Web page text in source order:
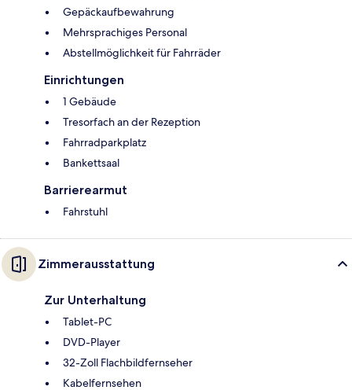
Gepäckaufbewahrung
Mehrsprachiges Personal
Abstellmöglichkeit für Fahrräder
Einrichtungen
1 Gebäude
Tresorfach an der Rezeption
Fahrradparkplatz
Bankettsaal
Barrierearmut
Fahrstuhl
Zimmerausstattung
Zur Unterhaltung
Tablet-PC
DVD-Player
32-Zoll Flachbildfernseher
Kabelfernsehen